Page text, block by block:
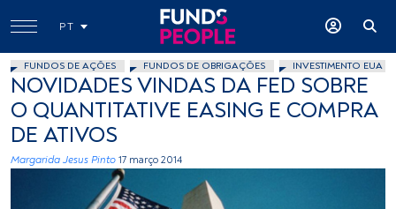
PT
FUNDOS DE AÇÕES FUNDOS DE OBRIGAÇÕES INVESTIMENTO EUA
NOVIDADES VINDAS DA FED SOBRE
O QUANTITATIVE EASING E COMPRA
DE ATIVOS
Margarida Jesus Pinto 17 março 2014